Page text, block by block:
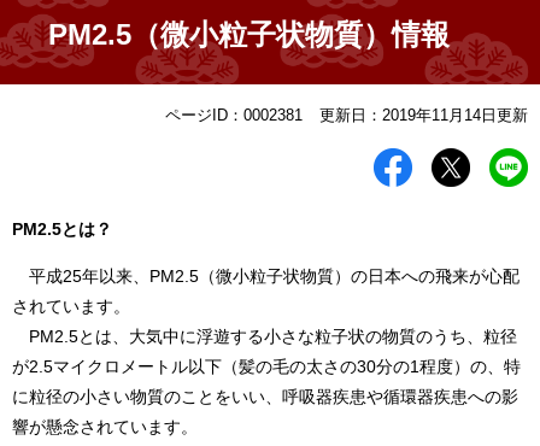
PM2.5（微小粒子状物質）情報
ページID：0002381 更新日：2019年11月14日更新
PM2.5とは？
平成25年以来、PM2.5（微小粒子状物質）の日本への飛来が心配
されています。
PM2.5とは、大気中に浮遊する小さな粒子状の物質のうち、粒径
が2.5マイクロメートル以下（髪の毛の太さの30分の1程度）の、特
に粒径の小さい物質のことをいい、呼吸器疾患や循環器疾患への影
響が懸念されています。